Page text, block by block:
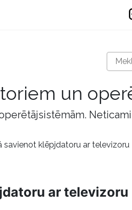
un
savienot klēpjdatoru ar televizoru
ar televizoru